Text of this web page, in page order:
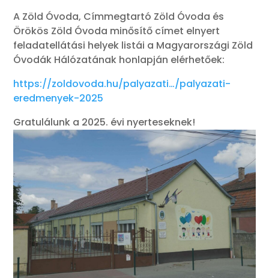
A Zöld Óvoda, Címmegtartó Zöld Óvoda és
Örökös Zöld Óvoda minősítő címet elnyert
feladatellátási helyek listái a Magyarországi Zöld
Óvodák Hálózatának honlapján elérhetőek:
https://zoldovoda.hu/palyazati…/palyazati-
eredmenyek-2025
Gratulálunk a 2025. évi nyerteseknek!